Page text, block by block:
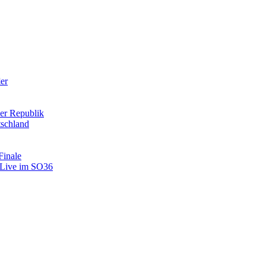
Republik
im SO36